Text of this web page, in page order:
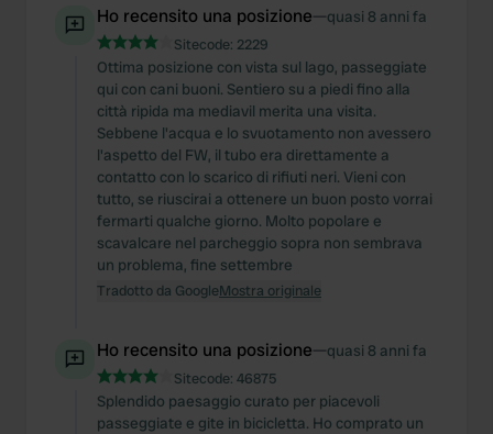
Ho recensito una posizione—quasi 8 anni fa
Sitecode: 2229
Ottima posizione con vista sul lago, passeggiate
qui con cani buoni. Sentiero su a piedi fino alla
città ripida ma mediavil merita una visita.
Sebbene l'acqua e lo svuotamento non avessero
l'aspetto del FW, il tubo era direttamente a
contatto con lo scarico di rifiuti neri. Vieni con
tutto, se riuscirai a ottenere un buon posto vorrai
fermarti qualche giorno. Molto popolare e
scavalcare nel parcheggio sopra non sembrava
un problema, fine settembre
Tradotto da GoogleMostra originale
Ho recensito una posizione—quasi 8 anni fa
Sitecode: 46875
Splendido paesaggio curato per piacevoli
passeggiate e gite in bicicletta. Ho comprato un